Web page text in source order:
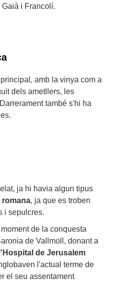
i Francolí.
amb la vinya com a
dels ametllers, les
també s'hi ha
ja hi havia algun tipus
romana, ja que es troben
i sepulcres.
de la conquesta
de Vallmoll, donant a
de Jerusalem
l'actual terme de
el seu assentament